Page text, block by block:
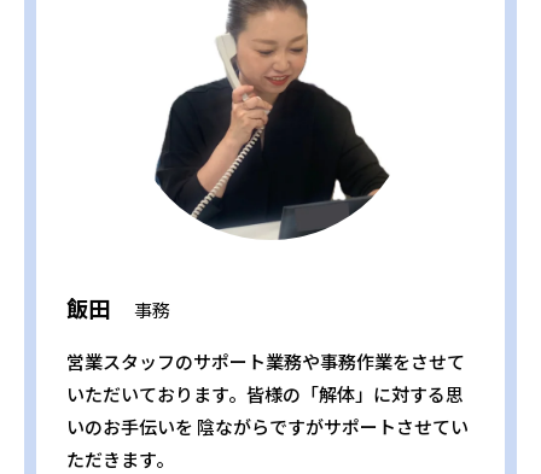
飯田 事務
営業スタッフのサポート業務や事務作業をさせて
いただいております。皆様の「解体」に対する思
いのお手伝いを 陰ながらですがサポートさせてい
ただきます。